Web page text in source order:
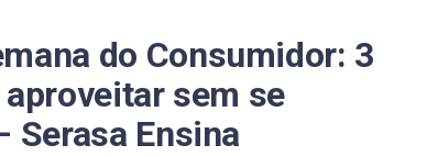
do Consumidor: 3
sem se
Serasa Ensina